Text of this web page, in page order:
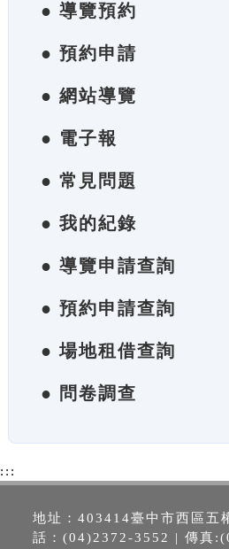
● 導覽預約
● 預約申請
● 網站導覽
● 電子報
● 常見問題
● 我的紀錄
● 導覽申請查詢
● 預約申請查詢
● 場地租借查詢
● 問卷調查
:::
地址：403414臺中市西區五
話：(04)2372-3552 | 傳真